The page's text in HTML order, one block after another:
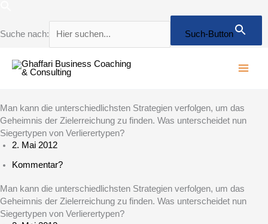
Suche nach: Such-Button
springen
Man kann die unterschiedlichsten Strategien verfolgen, um das
Geheimnis der Zielerreichung zu finden. Was unterscheidet nun
Siegertypen von Verlierertypen?
2. Mai 2012
Kommentar?
Man kann die unterschiedlichsten Strategien verfolgen, um das
Geheimnis der Zielerreichung zu finden. Was unterscheidet nun
Siegertypen von Verlierertypen?